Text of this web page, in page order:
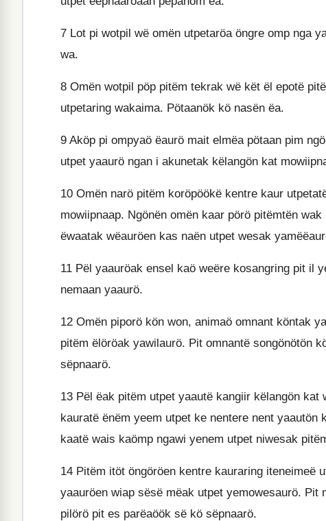
7 Lot pi wotpil wë omën utpetaröa öngre omp nga
wa.
8 Omën wotpil pöp pitëm tekrak wë kët ël epotë
utpetaring wakaima. Pötaanök kö nasën ëa.
9 Aköp pi ompyaö ëaurö mait elmëa pötaan pim
utpet yaaurö ngan i akunetak këlangön kat
10 Omën narö pitëm koröpöökë kentre kaur
mowiipnaap. Ngönën omën kaar pörö pitëmtën
ëwaatak wëauröen kas naën utpet wesak
11 Pël yaauröak ensel kaö weëre kosangring pit il
nemaan yaaurö.
12 Omën piporö kön won, animaö omnant köntak
pitëm ëlöröak yawilaurö. Pit omnantë songönötön
sëpnaarö.
13 Pël ëak pitëm utpet yaautë kangiir këlangön
kauratë ënëm yeem utpet ke nentere nent
kaatë wais kaömp ngawi yenem utpet niwesak
14 Pitëm itöt öngöröen kentre kauraring iteneimeë
yaauröen wiap sësë mëak utpet yemowesaurö.
pilörö pit es parëaöök së kö sëpnaarö.